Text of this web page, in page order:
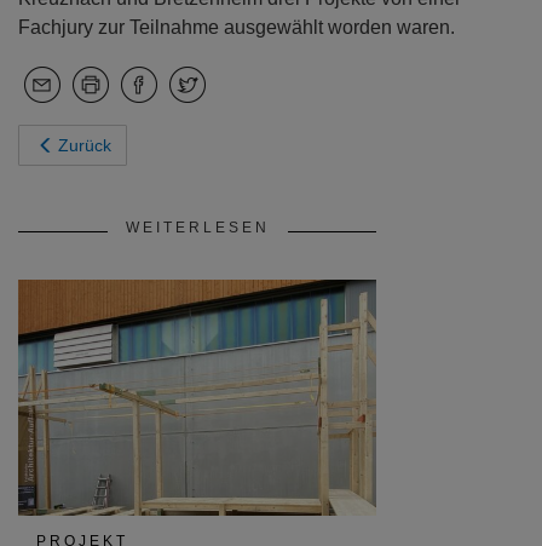
Fachjury zur Teilnahme ausgewählt worden waren.
Zurück
WEITERLESEN
PROJEKT